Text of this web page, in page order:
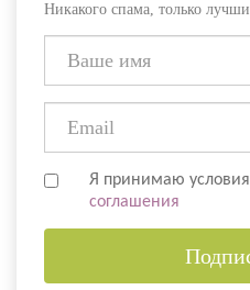
Никакого спама, только
Я принимаю условия
соглашения